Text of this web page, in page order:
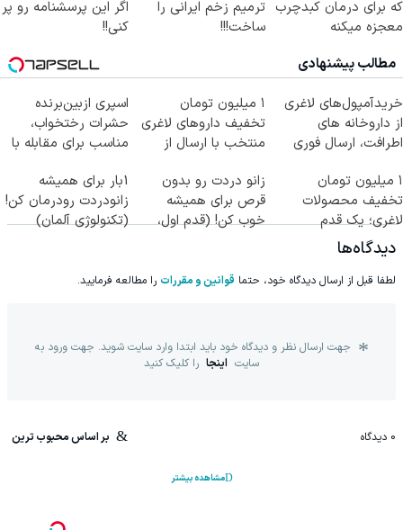
که برای درمان کبدچرب
معجزه میکنه
ترمیم زخم ایرانی را
ساخت!!!
اگر این پرسشنامه رو پر
کنی!!
مطالب پیشنهادی
خریدآمپول‌های لاغری
از داروخانه های
اطرافت، ارسال فوری
۱ میلیون تومان
تخفیف داروهای لاغری
منتخب با ارسال از
اسپری ازبین‌برنده
حشرات رختخواب،
مناسب برای مقابله با
۱ میلیون تومان
تخفیف محصولات
لاغری؛ یک قدم
نزدیک‌تر به شروع
کاهش وزن
زانو دردت رو بدون
قرص برای همیشه
خوب کن! (قدم اول،
1بار برای همیشه
زانودردت رودرمان کن!
(تکنولوژی آلمان)
دیدگاه‌ها
لطفا قبل از ارسال دیدگاه خود، حتما قوانین و مقررات را مطالعه فرمایید.
جهت ارسال نظر و دیدگاه خود باید ابتدا وارد سایت شوید. جهت ورود به
سایت اینجا را کلیک کنید
0 دیدگاه بر اساس محبوب ترین
مشاهده بیشتر